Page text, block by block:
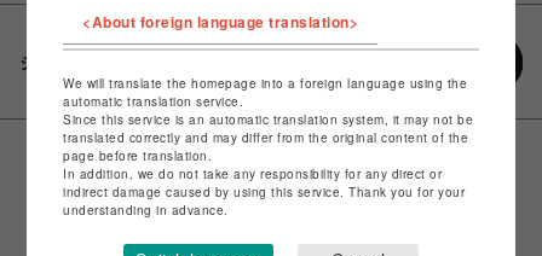
シェアする
<About foreign language translation>
We will translate the homepage into a foreign language using the
automatic translation service.
Since this service is an automatic translation system, it may not be
translated correctly and may differ from the original content of the
page before translation.
In addition, we do not take any responsibility for any direct or
indirect damage caused by using this service. Thank you for your
understanding in advance.